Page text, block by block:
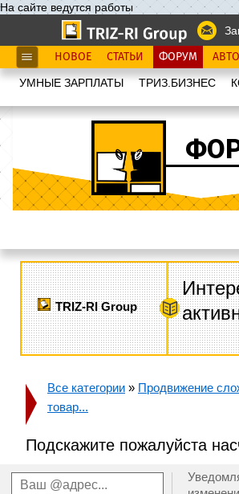
На сайте ведутся работы
НОВОЕ СТАТЬИ ФОРУМ
УМНЫЕ ЗАРПЛАТЫ ТРИЗ.БИЗНЕС
TRIZ-RI Group
Все категории » Продвижение
товар...
Подскажите пожалуйста